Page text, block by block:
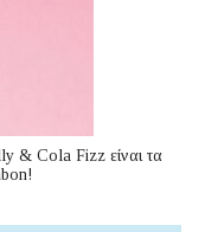
& Cola Fizz είναι τα